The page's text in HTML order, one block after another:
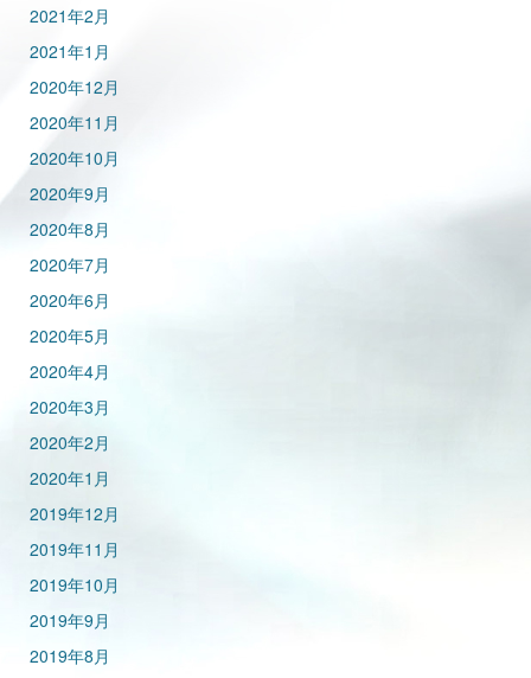
2021年2月
2021年1月
2020年12月
2020年11月
2020年10月
2020年9月
2020年8月
2020年7月
2020年6月
2020年5月
2020年4月
2020年3月
2020年2月
2020年1月
2019年12月
2019年11月
2019年10月
2019年9月
2019年8月